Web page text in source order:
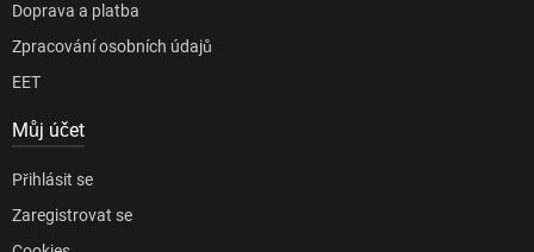
Doprava a platba
Zpracování osobních údajů
EET
Můj účet
Přihlásit se
Zaregistrovat se